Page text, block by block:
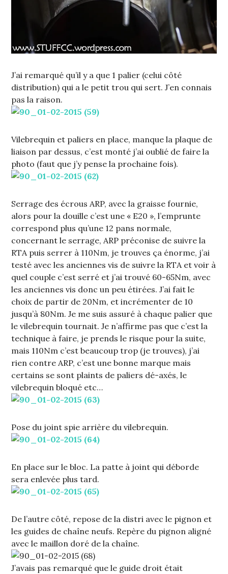
J’ai remarqué qu’il y a que 1 palier (celui côté
distribution) qui a le petit trou qui sert. J’en connais
pas la raison.
Vilebrequin et paliers en place, manque la plaque de
liaison par dessus, c’est monté j’ai oublié de faire la
photo (faut que j’y pense la prochaine fois).
Serrage des écrous ARP, avec la graisse fournie,
alors pour la douille c’est une « E20 », l’emprunte
correspond plus qu’une 12 pans normale,
concernant le serrage, ARP préconise de suivre la
RTA puis serrer à 110Nm, je trouves ça énorme, j’ai
testé avec les anciennes vis de suivre la RTA et voir à
quel couple c’est serré et j’ai trouvé 60-65Nm, avec
les anciennes vis donc un peu étirées. J’ai fait le
choix de partir de 20Nm, et incrémenter de 10
jusqu’à 80Nm. Je me suis assuré à chaque palier que
le vilebrequin tournait. Je n’affirme pas que c’est la
technique à faire, je prends le risque pour la suite,
mais 110Nm c’est beaucoup trop (je trouves), j’ai
rien contre ARP, c’est une bonne marque mais
certains se sont plaints de paliers dé-axés, le
vilebrequin bloqué etc…
Pose du joint spie arrière du vilebrequin.
En place sur le bloc. La patte à joint qui déborde
sera enlevée plus tard.
De l’autre côté, repose de la distri avec le pignon et
les guides de chaîne neufs. Repère du pignon aligné
avec le maillon doré de la chaîne.
J’avais pas remarqué que le guide droit était